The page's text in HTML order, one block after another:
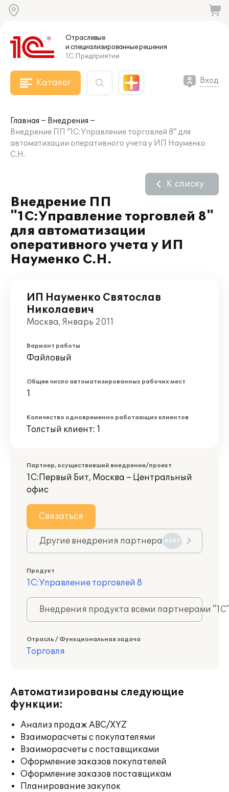
Отраслевые
и специализированныерешения
1С:Предприятие
Каталог Вход
Главная
Внедрения
Внедрение ПП "1С:Управление торговлей 8" для
автоматизации оперативного учета у ИП Науменко
С.Н.
Внедрение ПП
"1С:Управление торговлей 8"
для автоматизации
оперативного учета у ИП
Науменко С.Н.
К списку
ИП Науменко Святослав
Николаевич
Москва, Январь 2011
Вариант работы
Файловый
Общее число автоматизированных рабочих мест
1
Количество одновременно работающих клиентов
Толстый клиент: 1
Партнер, осуществивший внедрение/проект
1С:Первый Бит, Москва – Центральный
офис
Связаться
Другие внедрения партнера 6307
Продукт
1С:Управление торговлей 8
Внедрения продукта всеми партнерами
Отрасль / Функциональная задача
Торговля
Автоматизированы следующие
функции:
Анализ продаж ABC/XYZ
Взаиморасчеты с покупателями
Взаиморасчеты с поставщиками
Оформление заказов покупателей
Оформление заказов поставщикам
Планирование закупок